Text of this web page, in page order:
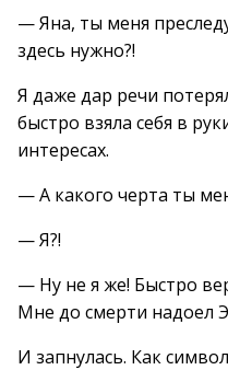
— Яна, ты меня
здесь нужно?!
Я даже дар речи
быстро взяла себя в
интересах.
— А какого черта ты
— Я?!
— Ну не я же! Быстро
Мне до смерти надоел
И запнулась. Как